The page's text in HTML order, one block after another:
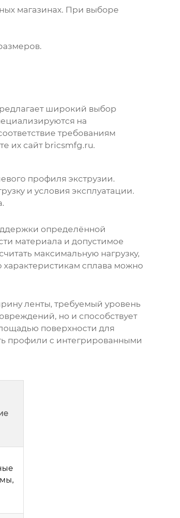
магазинах. При выборе
широкий выбор
на
требованиям
их сайт bricsmfg.ru.
профиля экструзии.
и условия эксплуатации.
определённой
материала и допустимое
максимальную нагрузку,
сплава можно
ленты, требуемый уровень
но и способствует
поверхности для
профили с интегрированными